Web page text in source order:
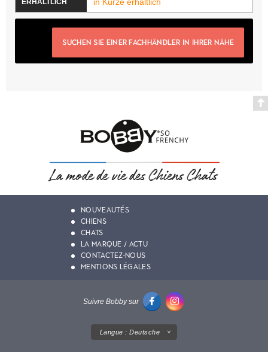
SUCHEN SIE EINER FACHHÄNDLER IN IHRER NÄHE
NOUVEAUTÉS
CHIENS
CHATS
LA MARQUE / ACTU
CONTACTEZ-NOUS
MENTIONS LÉGALES
Suivre Bobby sur
Langue :Deutsche